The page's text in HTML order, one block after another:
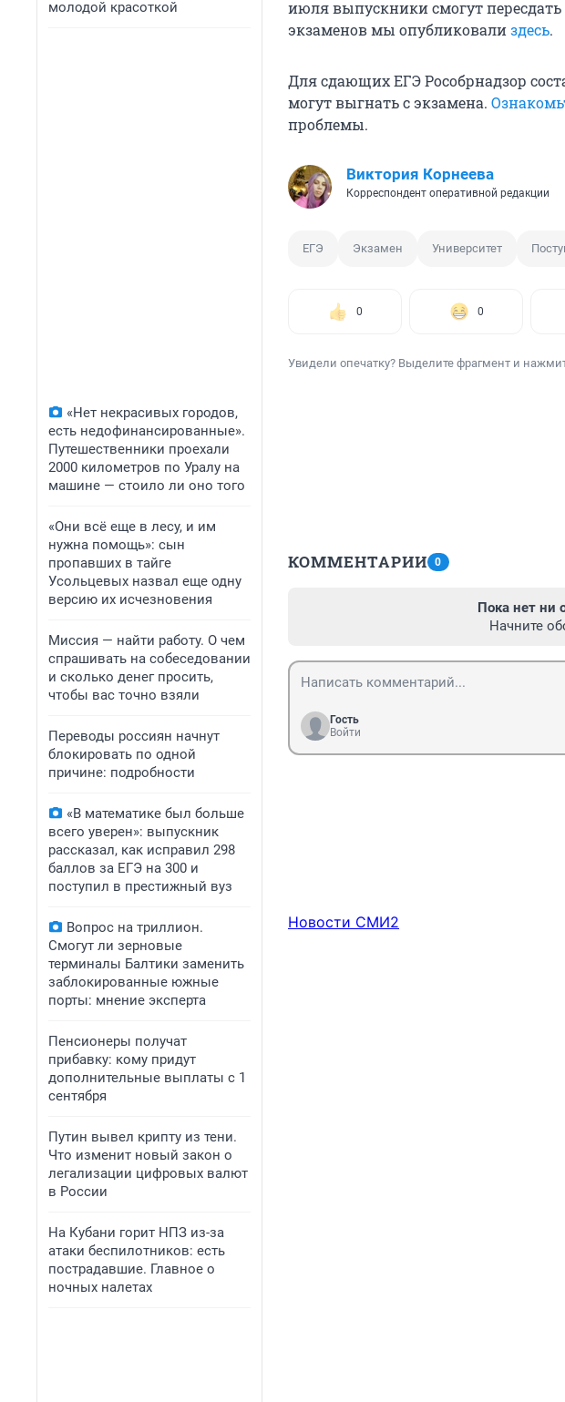
молодой красоткой
«Нет некрасивых городов,
есть недофинансированные».
Путешественники проехали
2000 километров по Уралу на
машине — стоило ли оно того
«Они всё еще в лесу, и им
нужна помощь»: сын
пропавших в тайге
Усольцевых назвал еще одну
версию их исчезновения
Миссия — найти работу. О чем
спрашивать на собеседовании
и сколько денег просить,
чтобы вас точно взяли
Переводы россиян начнут
блокировать по одной
причине: подробности
«В математике был больше
всего уверен»: выпускник
рассказал, как исправил 298
баллов за ЕГЭ на 300 и
поступил в престижный вуз
Вопрос на триллион.
Смогут ли зерновые
терминалы Балтики заменить
заблокированные южные
порты: мнение эксперта
Пенсионеры получат
прибавку: кому придут
дополнительные выплаты с 1
сентября
Путин вывел крипту из тени.
Что изменит новый закон о
легализации цифровых валют
в России
На Кубани горит НПЗ из-за
атаки беспилотников: есть
пострадавшие. Главное о
ночных налетах
июля выпускники смогут
экзаменов мы опубликовализдесь.
Для сдающих ЕГЭ Рособрнадзор
могут выгнать с экзамена.
проблемы.
Виктория Корнеева
Корреспондент оперативной редакции
ЕГЭ Экзамен Университет
0 0
Увидели опечатку? Выделите фрагмент и
КОММЕНТАРИИ 0
Пока нет ни
Начните
Гость
Войти
Новости СМИ2